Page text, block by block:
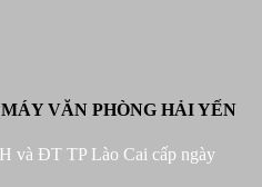
VĂN PHÒNG HẢI YẾN
và ĐT TP Lào Cai cấp ngày